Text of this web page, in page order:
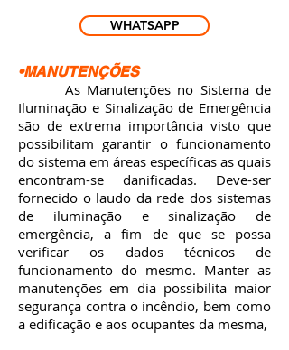
WHATSAPP
•MANUTENÇÕES
As Manutenções no Sistema de
Iluminação e Sinalização de Emergência
são de extrema importância visto que
possibilitam garantir o funcionamento
do sistema em áreas específicas as quais
encontram-se danificadas. Deve-ser
fornecido o laudo da rede dos sistemas
de iluminação e sinalização de
emergência, a fim de que se possa
verificar os dados técnicos de
funcionamento do mesmo. Manter as
manutenções em dia possibilita maior
segurança contra o incêndio, bem como
a edificação e aos ocupantes da mesma,